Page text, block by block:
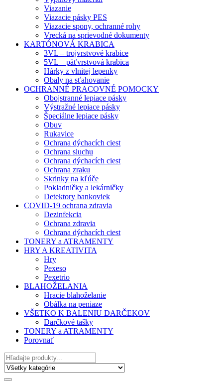
Viazanie
Viazacie pásky PES
Viazacie spony, ochranné rohy
Vrecká na sprievodné dokumenty
KARTÓNOVÁ KRABICA
3VL – trojvrstvové krabice
5VL – päťvrstvová krabica
Hárky z vlnitej lepenky
Obaly na sťahovanie
OCHRANNÉ PRACOVNÉ POMOCKY
Obojstranné lepiace pásky
Výstražné lepiace pásky
Špeciálne lepiace pásky
Obuv
Rukavice
Ochrana dýchacích ciest
Ochrana sluchu
Ochrana dýchacích ciest
Ochrana zraku
Skrinky na kľúče
Pokladničky a lekárničky
Detektory bankoviek
COVID-19 ochrana zdravia
Dezinfekcia
Ochrana zdravia
Ochrana dýchacích ciest
TONERY a ATRAMENTY
HRY A KREATIVITA
Hry
Pexeso
Pexetrio
BLAHOŽELANIA
Hracie blahoželanie
Obálka na peniaze
VŠETKO K BALENIU DARČEKOV
Darčkové tašky
TONERY a ATRAMENTY
Porovnať
Hľadať